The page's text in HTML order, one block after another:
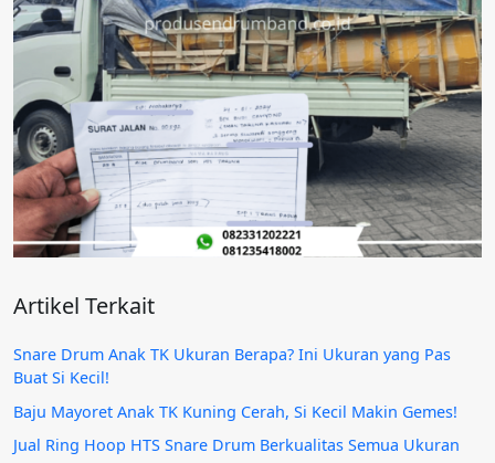
Artikel Terkait
Snare Drum Anak TK Ukuran Berapa? Ini Ukuran yang Pas
Buat Si Kecil!
Baju Mayoret Anak TK Kuning Cerah, Si Kecil Makin Gemes!
Jual Ring Hoop HTS Snare Drum Berkualitas Semua Ukuran